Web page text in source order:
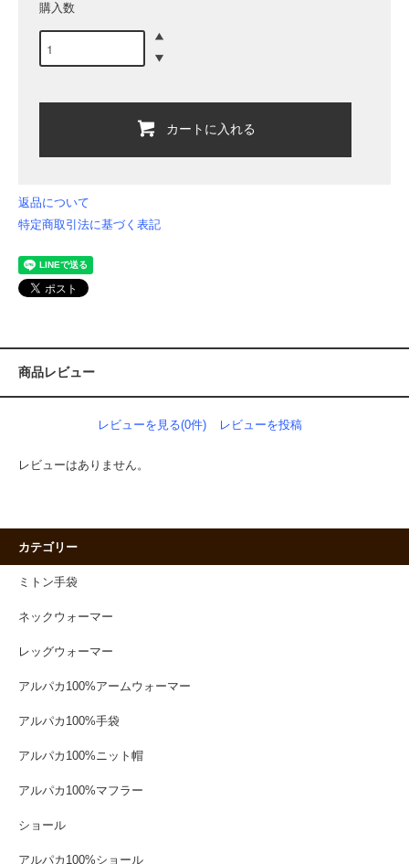
購入数
カートに入れる
返品について
特定商取引法に基づく表記
商品レビュー
レビューを見る(0件) レビューを投稿
レビューはありません。
カテゴリー
ミトン手袋
ネックウォーマー
レッグウォーマー
アルパカ100%アームウォーマー
アルパカ100%手袋
アルパカ100%ニット帽
アルパカ100%マフラー
ショール
アルパカ100%ショール